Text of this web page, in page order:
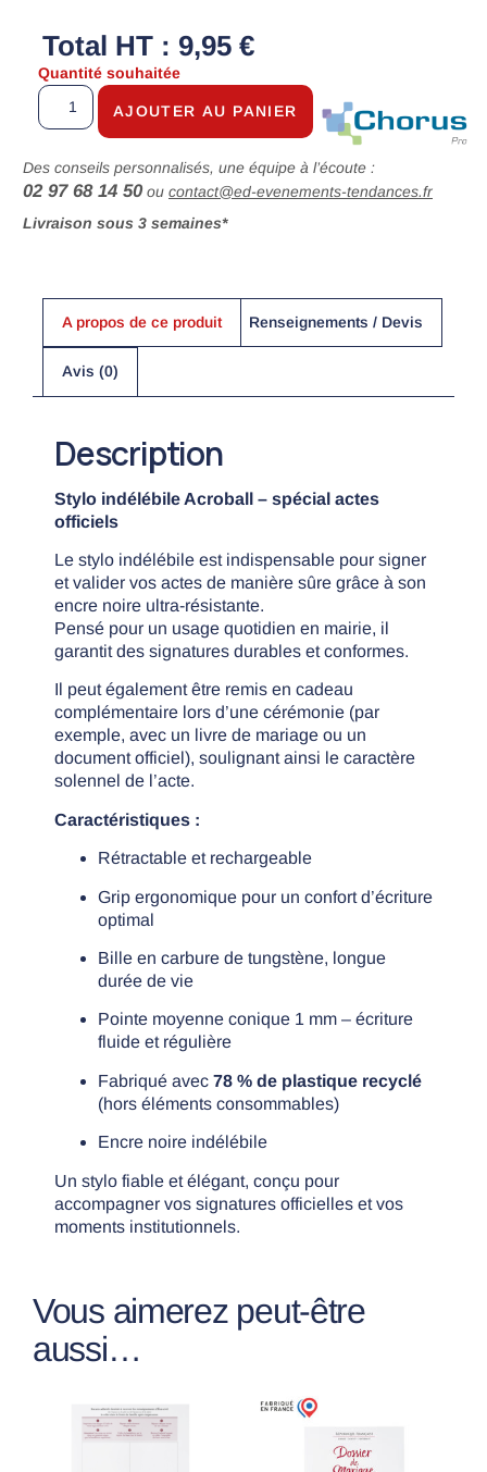
Total HT : 9,95 €
Quantité souhaitée
AJOUTER AU PANIER
Des conseils personnalisés, une équipe à l’écoute :
02 97 68 14 50ou contact@ed-evenements-tendances.fr
Livraison sous 3 semaines*
A propos de ce produit Renseignements / Devis
Avis (0)
Description
Stylo indélébile Acroball – spécial actes
officiels
Le stylo indélébile est indispensable pour signer
et valider vos actes de manière sûre grâce à son
encre noire ultra-résistante.
Pensé pour un usage quotidien en mairie, il
garantit des signatures durables et conformes.
Il peut également être remis en cadeau
complémentaire lors d’une cérémonie (par
exemple, avec un livre de mariage ou un
document officiel), soulignant ainsi le caractère
solennel de l’acte.
Caractéristiques :
Rétractable et rechargeable
Grip ergonomique pour un confort d’écriture
optimal
Bille en carbure de tungstène, longue
durée de vie
Pointe moyenne conique 1 mm – écriture
fluide et régulière
Fabriqué avec 78 % de plastique recyclé
(hors éléments consommables)
Encre noire indélébile
Un stylo fiable et élégant, conçu pour
accompagner vos signatures officielles et vos
moments institutionnels.
Vous aimerez peut-être
aussi…